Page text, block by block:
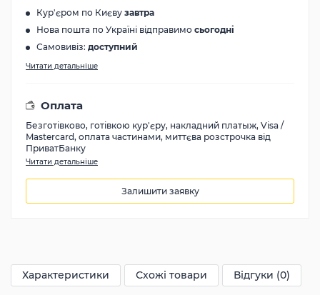
Кур'єром по Києву завтра
Нова пошта по Україні відправимо сьогодні
Самовивіз: доступний
Читати детальніше
Оплата
Безготівково, готівкою кур'єру, накладний платыж, Visa /
Mastercard, оплата частинами, миттєва розстрочка від
ПриватБанку
Читати детальніше
Залишити заявку
Характеристики Схожі товари Відгуки (0)